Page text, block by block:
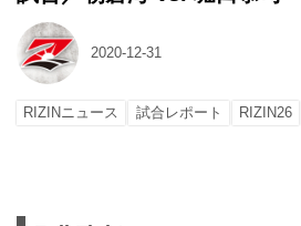
2020-12-31
RIZINニュース 試合レポート RIZIN26